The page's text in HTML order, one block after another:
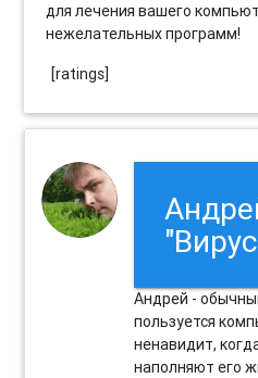
для лечения вашего
нежелательных программ!
[ratings]
Андрей -
пользуется
ненавидит,
наполняют его